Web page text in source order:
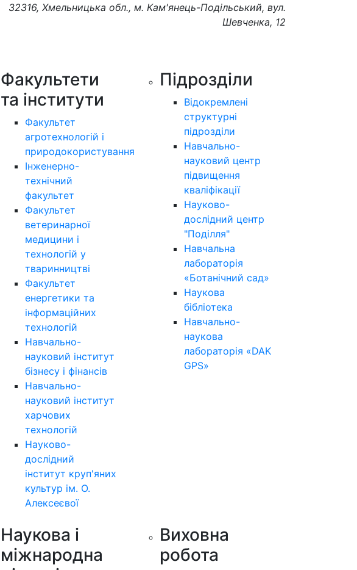
32316, Хмельницька обл., м. Кам'янець-Подільський, вул.
Шевченка, 12
Факультети
та інститути
Факультет
агротехнологій і
природокористування
Інженерно-
технічний
факультет
Факультет
ветеринарної
медицини і
технологій у
тваринництві
Факультет
енергетики та
інформаційних
технологій
Навчально-
науковий інститут
бізнесу і фінансів
Навчально-
науковий інститут
харчових
технологій
Науково-
дослідний
інститут круп'яних
культур ім. О.
Алексеєвої
Підрозділи
Відокремлені
структурні
підрозділи
Навчально-
науковий центр
підвищення
кваліфікації
Науково-
дослідний центр
"Поділля"
Навчальна
лабораторія
«Ботанічний сад»
Наукова
бібліотека
Навчально-
наукова
лабораторія «DAK
GPS»
Наукова і
міжнародна
Виховна
робота